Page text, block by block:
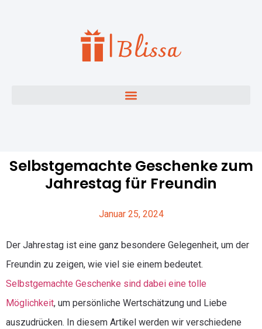
Selbstgemachte Geschenke zum
Jahrestag für Freundin
Januar 25, 2024
Der Jahrestag ist eine ganz besondere Gelegenheit, um der
Freundin zu zeigen, wie viel sie einem bedeutet.
Selbstgemachte Geschenke sind dabei eine tolle
Möglichkeit, um persönliche Wertschätzung und Liebe
auszudrücken. In diesem Artikel werden wir verschiedene